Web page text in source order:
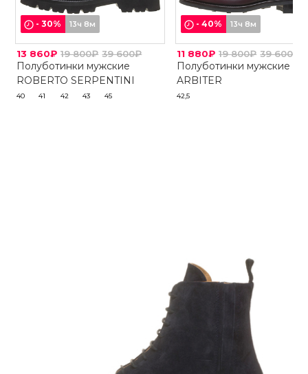
-30% 13ч 8м
13 860₽ 19 800₽ 39 600₽
Полуботинки мужские
ROBERTO SERPENTINI
40 41 42 43 45
-40% 13ч 8м
11 880₽ 19 800₽ 39 600₽
Полуботинки мужские
ARBITER
42,5